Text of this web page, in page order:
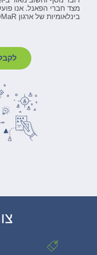
מצד חברי הפאנל. אנו
בינלאומיות של ארגון EsOMaR בהקשר לאמינות ובקרה.